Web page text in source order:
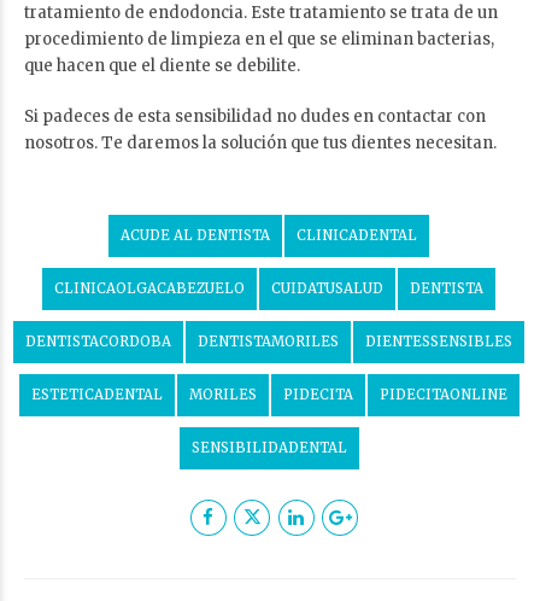
tratamiento de endodoncia. Este tratamiento se trata de un
procedimiento de limpieza en el que se eliminan bacterias,
que hacen que el diente se debilite.
Si padeces de esta sensibilidad no dudes en contactar con
nosotros. Te daremos la solución que tus dientes necesitan.
ACUDE AL DENTISTA CLINICADENTAL
CLINICAOLGACABEZUELO CUIDATUSALUD DENTISTA
DENTISTACORDOBA DENTISTAMORILES DIENTESSENSIBLES
ESTETICADENTAL MORILES PIDECITA PIDECITAONLINE
SENSIBILIDADENTAL